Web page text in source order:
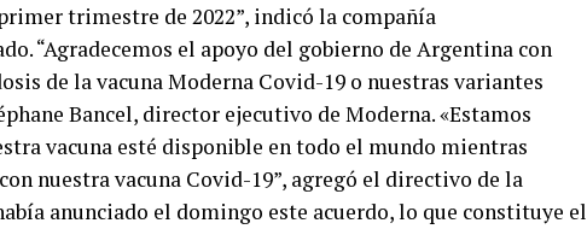
trimestre de 2022”, indicó la compañía
“Agradecemos el apoyo del gobierno de Argentina con
de la vacuna Moderna Covid-19 o nuestras variantes
Bancel, director ejecutivo de Moderna. «Estamos
vacuna esté disponible en todo el mundo mientras
nuestra vacuna Covid-19”, agregó el directivo de la
anunciado el domingo este acuerdo, lo que constituye el